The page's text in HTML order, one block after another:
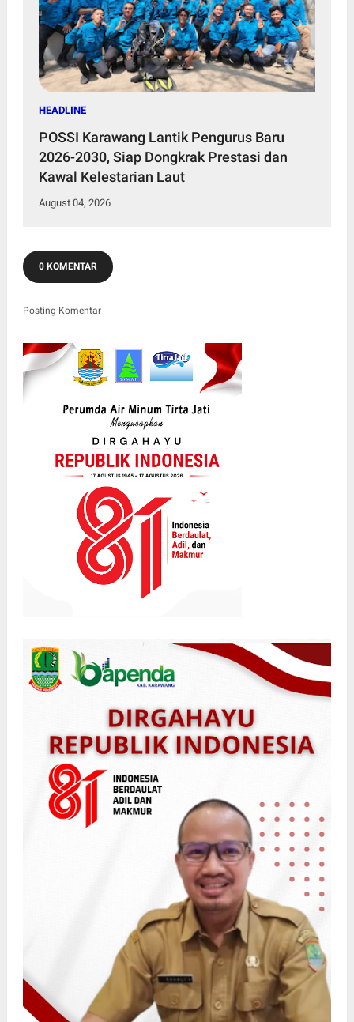
HEADLINE
POSSI Karawang Lantik Pengurus Baru
2026-2030, Siap Dongkrak Prestasi dan
Kawal Kelestarian Laut
August 04, 2026
0 KOMENTAR
Posting Komentar